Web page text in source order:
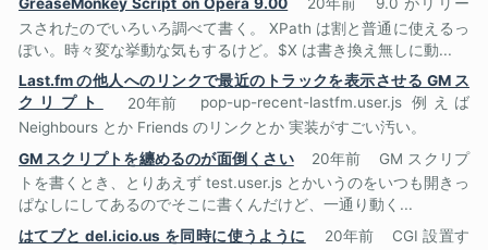
GreaseMonkey Script on Opera 9.00 20年前
9.0 がリリー
スされたのでいろいろ調べて書く。 XPath は割と普通に使えるっ
ぽい。時々変な挙動な気もするけど。$X は書き換え無しに動...
Last.fm の他人へのリンクで最近のトラックを表示させる GM ス
クリプト
20年前
pop-up-recent-lastfm.user.js 例えば
Neighbours とか Friends のリンクとか 実装がすごい汚い。
GM スクリプトを纏めるのが面倒くさい
20年前
GM スクリプ
トを書くとき、とりあえず test.user.js とかいうのをいつも開きっ
ぱなしにしてあるのでそこに書くんだけど、一通り動く...
はてブと del.icio.us を同時に使うように
20年前
CGI 設置す